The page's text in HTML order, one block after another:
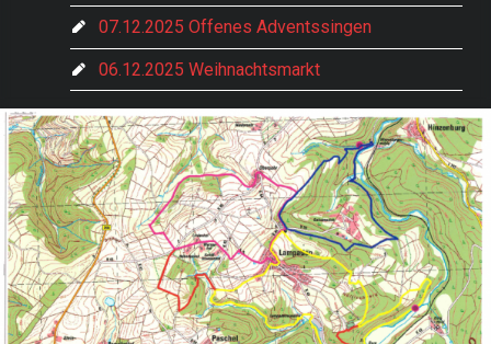
07.12.2025 Offenes Adventssingen
06.12.2025 Weihnachtsmarkt